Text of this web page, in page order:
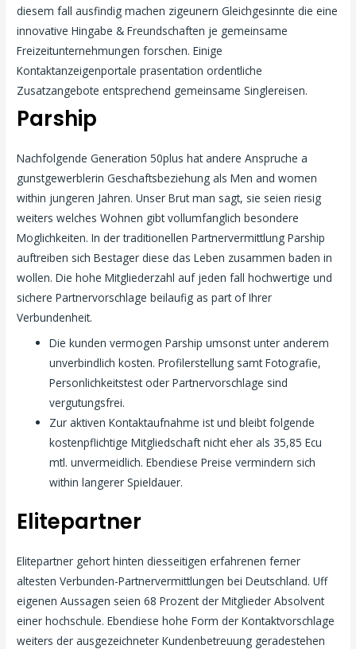
diesem fall ausfindig machen zigeunern Gleichgesinnte die eine
innovative Hingabe & Freundschaften je gemeinsame
Freizeitunternehmungen forschen. Einige
Kontaktanzeigenportale prasentation ordentliche
Zusatzangebote entsprechend gemeinsame Singlereisen.
Parship
Nachfolgende Generation 50plus hat andere Anspruche a
gunstgewerblerin Geschaftsbeziehung als Men and women
within jungeren Jahren. Unser Brut man sagt, sie seien riesig
weiters welches Wohnen gibt vollumfanglich besondere
Moglichkeiten. In der traditionellen Partnervermittlung Parship
auftreiben sich Bestager diese das Leben zusammen baden in
wollen. Die hohe Mitgliederzahl auf jeden fall hochwertige und
sichere Partnervorschlage beilaufig as part of Ihrer
Verbundenheit.
Die kunden vermogen Parship umsonst unter anderem
unverbindlich kosten. Profilerstellung samt Fotografie,
Personlichkeitstest oder Partnervorschlage sind
vergutungsfrei.
Zur aktiven Kontaktaufnahme ist und bleibt folgende
kostenpflichtige Mitgliedschaft nicht eher als 35,85 Ecu
mtl. unvermeidlich. Ebendiese Preise vermindern sich
within langerer Spieldauer.
Elitepartner
Elitepartner gehort hinten diesseitigen erfahrenen ferner
altesten Verbunden-Partnervermittlungen bei Deutschland. Uff
eigenen Aussagen seien 68 Prozent der Mitglieder Absolvent
einer hochschule. Ebendiese hohe Form der Kontaktvorschlage
weiters der ausgezeichneter Kundenbetreuung geradestehen